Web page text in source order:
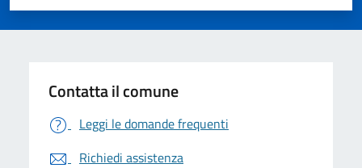
Contatta il comune
Leggi le domande frequenti
Richiedi assistenza